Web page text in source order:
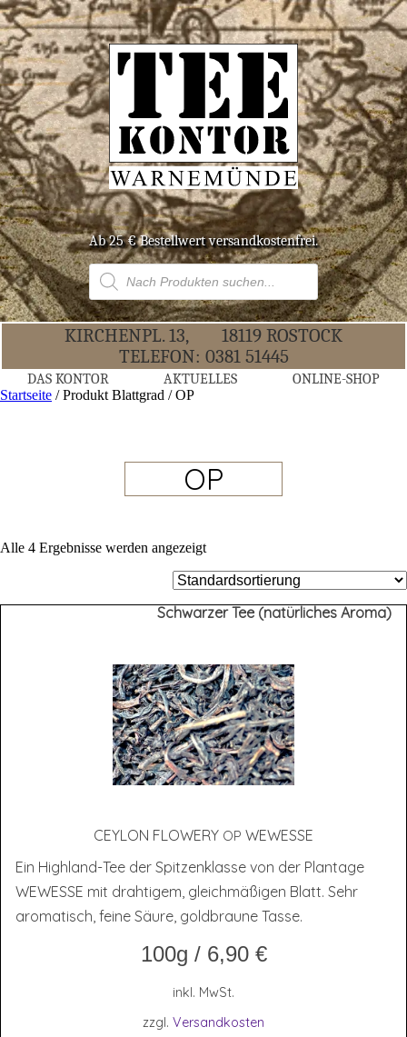
Ab 25 € Bestell­wert versandkostenfrei.
Products
search
KIR­CHEN­PL. 13,
18119 ROS­TOCK
TELE­FON: 0381 51445
DAS KON­TOR AKTU­EL­LES ONLINE-SHOP
Startseite / Produkt Blattgrad / OP
OP
Alle 4 Ergebnisse werden angezeigt
Schwarzer Tee (natürliches Aroma)
CEY­LON FLOWERY OP WEWESSE
Ein Highland-Tee der Spitzenklasse von der Plantage
WEWESSE mit drahtigem, gleichmäßigen Blatt. Sehr
aromatisch, feine Säure, goldbraune Tasse.
100g / 6,90 €
inkl. MwSt.
zzgl. Versandkosten